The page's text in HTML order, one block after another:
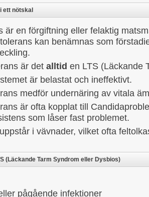
ett nötskal
är en förgiftning eller felaktig
kan benämnas som
är det alltid en LTS (Läckande
är belastat och ineffektivt.
medför undernäring av vitala
är ofta kopplat till
som låser fast problemet.
i vävnader, vilket ofta
(Läckande Tarm Syndrom eller Dysbios)
pågående infektioner